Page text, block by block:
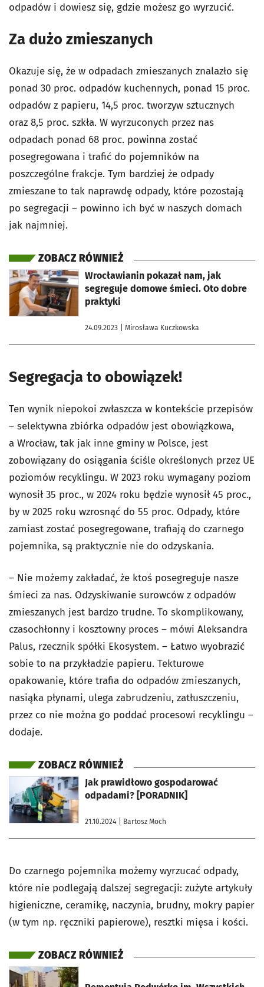
odpadów i dowiesz się, gdzie możesz go wyrzucić.
Za dużo zmieszanych
Okazuje się, że w odpadach zmieszanych znalazło się
ponad 30 proc. odpadów kuchennych, ponad 15 proc.
odpadów z papieru, 14,5 proc. tworzyw sztucznych
oraz 8,5 proc. szkła. W wyrzuconych przez nas
odpadach ponad 68 proc. powinna zostać
posegregowana i trafić do pojemników na
poszczególne frakcje. Tym bardziej że odpady
zmieszane to tak naprawdę odpady, które pozostają
po segregacji – powinno ich być w naszych domach
jak najmniej.
ZOBACZ RÓWNIEŻ
Wrocławianin pokazał nam, jak
segreguje domowe śmieci. Oto dobre
praktyki
24.09.2023 | Mirosława Kuczkowska
otworzy się w nowej karcie
Segregacja to obowiązek!
Ten wynik niepokoi zwłaszcza w kontekście przepisów
– selektywna zbiórka odpadów jest obowiązkowa,
a Wrocław, tak jak inne gminy w Polsce, jest
zobowiązany do osiągania ściśle określonych przez UE
poziomów recyklingu. W 2023 roku wymagany poziom
wynosił 35 proc., w 2024 roku będzie wynosił 45 proc.,
by w 2025 roku wzrosnąć do 55 proc. Odpady, które
zamiast zostać posegregowane, trafiają do czarnego
pojemnika, są praktycznie nie do odzyskania.
– Nie możemy zakładać, że ktoś posegreguje nasze
śmieci za nas. Odzyskiwanie surowców z odpadów
zmieszanych jest bardzo trudne. To skomplikowany,
czasochłonny i kosztowny proces – mówi Aleksandra
Palus, rzecznik spółki Ekosystem. – Łatwo wyobrazić
sobie to na przykładzie papieru. Tekturowe
opakowanie, które trafia do odpadów zmieszanych,
nasiąka płynami, ulega zabrudzeniu, zatłuszczeniu,
przez co nie można go poddać procesowi recyklingu –
dodaje.
ZOBACZ RÓWNIEŻ
Jak prawidłowo gospodarować
odpadami? [PORADNIK]
21.10.2024 | Bartosz Moch
otworzy się w nowej karcie
Do czarnego pojemnika możemy wyrzucać odpady,
które nie podlegają dalszej segregacji: zużyte artykuły
higieniczne, ceramikę, naczynia, brudny, mokry papier
(w tym np. ręczniki papierowe), resztki mięsa i kości.
ZOBACZ RÓWNIEŻ
otworzy się w nowej karcie